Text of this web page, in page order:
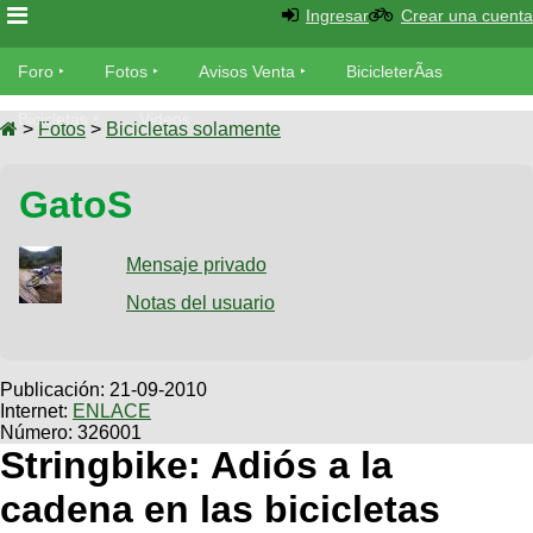
Foro
Foro
MecÃ¡nica
Fotos
SUBÃ
Galeria
Bicicletas
Viajes
Descenso
Dirt
Avisos
Ventas
SUBÃ
Buscar
Ultimos
Fotos
BicicleterÃ­
Bicicletas
Tandem
Videos
Cicloturismo
Ingresar Crear una cuenta
Foro Fotos Avisos Venta BicicleterÃ­as
Bicicletas Videos
> Fotos > Bicicletas solamente
GatoS
Mensaje privado
Notas del usuario
Publicación: 21-09-2010
Internet: ENLACE
Número: 326001
Stringbike: Adiós a la
cadena en las bicicletas